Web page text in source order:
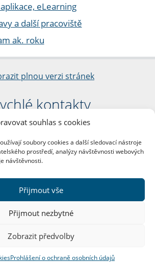
souhlas s cookies
soubory cookies a další sledovací nástroje
prostředí, analýzy návštěvnosti webových
návštěvnosti.
Přijmout vše
Přijmout nezbytné
Zobrazit předvolby
Prohlášení o ochraně osobních údajů
eLearning
a další pracoviště
ak. roku
plnou verzi stránek
kontakty
Filozofická fakulta
Jana Palacha 1/2
116 38 Praha 1
DIČ: CZ00216208
Další kontakty